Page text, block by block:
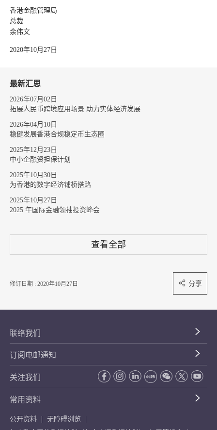
香港金融管理局
总裁
余伟文
2020年10月27日
最新汇思
2026年07月02日
拓展人民币跨境应用场景 助力实体经济发展
2026年04月10日
稳健发展香港合规稳定币生态圈
2025年12月23日
中小企融资担保计划
2025年10月30日
为香港的数字经济铺桥搭路
2025年10月27日
2025 年国际金融领袖投资峰会
查看全部
修订日期 : 2020年10月27日 分享
联络我们
订阅电邮通知
关注我们
常用资料
公开资料
无障碍浏览